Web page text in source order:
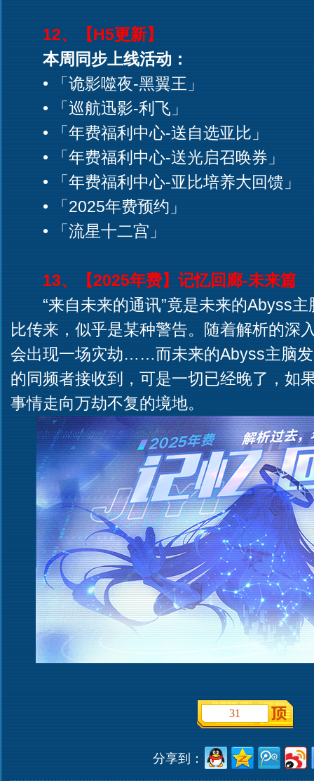
12、【H5更新】
本周同步上线活动：
• 「诡影噬夜-黑翼王」
• 「巡航迅影-利飞」
• 「年费福利中心-送自选亚比」
• 「年费福利中心-送光启召唤券」
• 「年费福利中心-亚比培养大回馈」
• 「2025年费预约」
• 「流星十二宫」
13、【2025年费】记忆回廊-未来篇
“来自未来的通讯”竟是未来的Abyss
比传来，似乎是某种警告。随着解析的深
会出现一场灾劫……而未来的Abyss主脑
的同频者接收到，可是一切已经晚了，
事情走向万劫不复的境地。
31
分享到：